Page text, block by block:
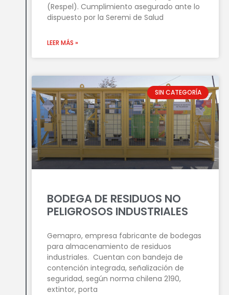
(Respel). Cumplimiento asegurado ante lo
dispuesto por la Seremi de Salud
LEER MÁS »
SIN CATEGORÍA
BODEGA DE RESIDUOS NO
PELIGROSOS INDUSTRIALES
Gemapro, empresa fabricante de bodegas
para almacenamiento de residuos
industriales. Cuentan con bandeja de
contención integrada, señalización de
seguridad, según norma chilena 2190,
extintor, porta